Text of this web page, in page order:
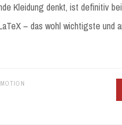
Kleidung denkt, ist definitiv
– das wohl wichtigste und